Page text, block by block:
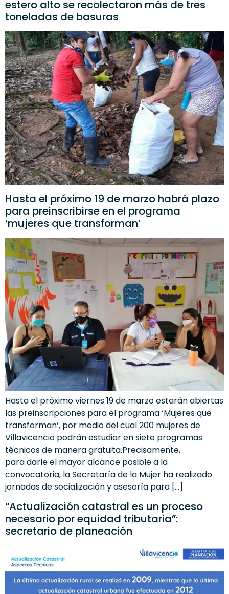
estero alto se recolectaron más de tres
toneladas de basuras
Hasta el próximo 19 de marzo habrá plazo
para preinscribirse en el programa
‘mujeres que transforman’
Hasta el próximo viernes 19 de marzo estarán abiertas
las preinscripciones para el programa ‘Mujeres que
transforman’, por medio del cual 200 mujeres de
Villavicencio podrán estudiar en siete programas
técnicos de manera gratuita.Precisamente,
para darle el mayor alcance posible a la
convocatoria, la Secretaría de la Mujer ha realizado
jornadas de socialización y asesoría para […]
“Actualización catastral es un proceso
necesario por equidad tributaria”:
secretario de planeación